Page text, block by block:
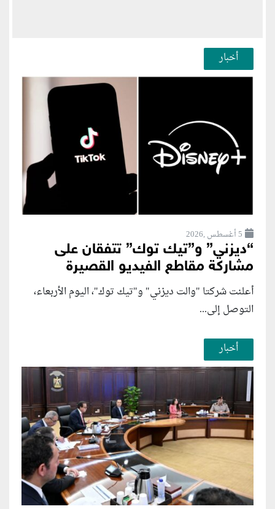
أخبار
5 أغسطس ,2026
“ديزني” و”تيك توك” تتفقان على
مشاركة مقاطع الفيديو القصيرة
أعلنت شركتا "والت ديزني" و"تيك توك"، اليوم الأربعاء،
التوصل إلى...
أخبار